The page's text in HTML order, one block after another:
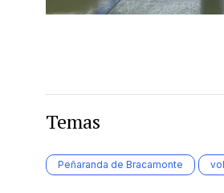
Temas
Peñaranda de Bracamonte